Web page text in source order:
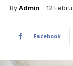
By Admin 12
Facebook